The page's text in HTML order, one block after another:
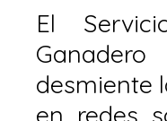
El
desmiente
en redes